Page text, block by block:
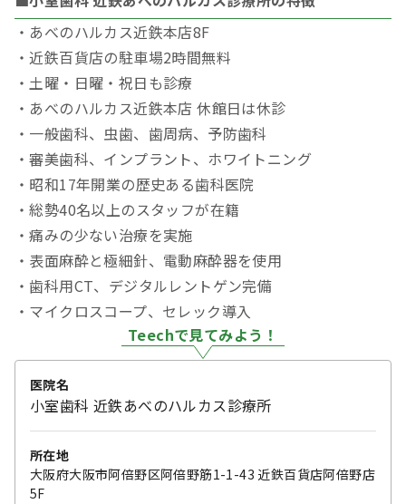
・あべのハルカス近鉄本店8F
・近鉄百貨店の駐車場2時間無料
・土曜・日曜・祝日も診療
・あべのハルカス近鉄本店 休館日は休診
・一般歯科、虫歯、歯周病、予防歯科
・審美歯科、インプラント、ホワイトニング
・昭和17年開業の歴史ある歯科医院
・総勢40名以上のスタッフが在籍
・痛みの少ない治療を実施
・表面麻酔と極細針、電動麻酔器を使用
・歯科用CT、デジタルレントゲン完備
・マイクロスコープ、セレック導入
Teechで見てみよう！
医院名
小室歯科 近鉄あべのハルカス診療所
所在地
大阪府大阪市阿倍野区阿倍野筋1-1-43 近鉄百貨店阿倍野店
5F